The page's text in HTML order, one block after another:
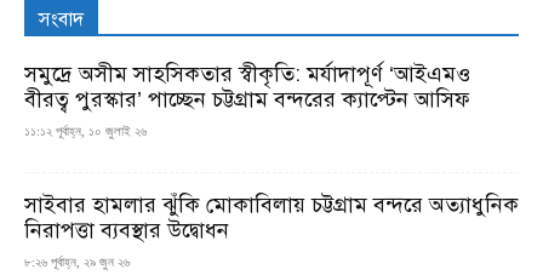
সংবাদ
সমুদ্রে অসীম সাহসিকতার স্বীকৃতি: মর্যাদাপূর্ণ ‘আইএমও
বীরত্ব পুরস্কার’ পাচ্ছেন চট্টগ্রাম বন্দরের ক্যাপ্টেন আসিফ
১১:১২ পূর্বাহ্ন, ১০ জুলাই ২৬
সাইবার হামলার ঝুঁকি মোকাবিলায় চট্টগ্রাম বন্দরে অত্যাধুনিক
নিরাপত্তা ব্যবস্থার উদ্বোধন
৮:২৬ পূর্বাহ্ন, ২৯ জুন ২৬